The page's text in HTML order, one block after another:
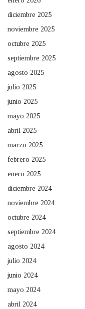
diciembre 2025
noviembre 2025
octubre 2025
septiembre 2025
agosto 2025
julio 2025
junio 2025
mayo 2025
abril 2025
marzo 2025
febrero 2025
enero 2025
diciembre 2024
noviembre 2024
octubre 2024
septiembre 2024
agosto 2024
julio 2024
junio 2024
mayo 2024
abril 2024